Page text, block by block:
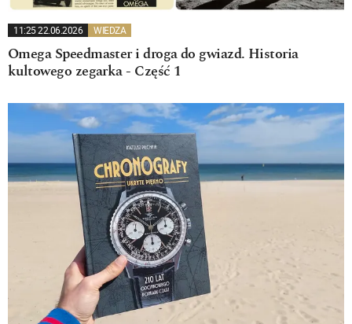
11:25 22.06.2026 WIEDZA
Omega Speedmaster i droga do gwiazd. Historia
kultowego zegarka - Część 1